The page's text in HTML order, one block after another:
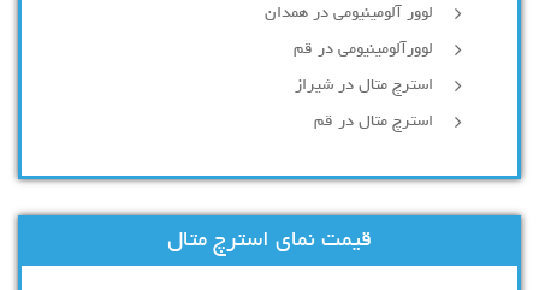
لوور آلومینیومی در همدان
لوورآلومینیومی در قم
استرچ متال در شیراز
استرچ متال در قم
قیمت نمای استرچ متال